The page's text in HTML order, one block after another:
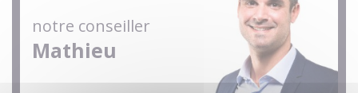
notre conseiller
Mathieu